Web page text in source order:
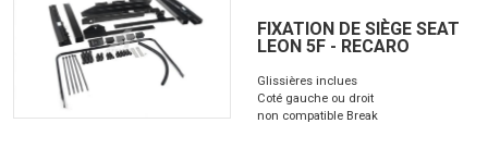
FIXATION DE SIÈGE SEAT
LEON 5F - RECARO
Glissières inclues
Coté gauche ou droit
non compatible Break